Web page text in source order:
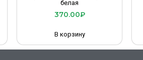
белая
370.00₽
В корзину